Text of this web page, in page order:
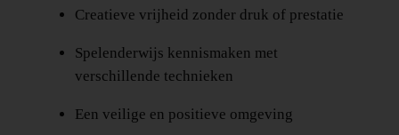
Creatieve vrijheid zonder druk of prestatie
Spelenderwijs kennismaken met
verschillende technieken
Een veilige en positieve omgeving